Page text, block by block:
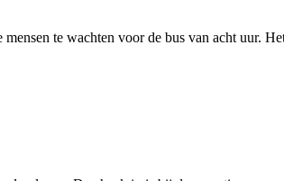
te wachten voor de bus van acht uur.